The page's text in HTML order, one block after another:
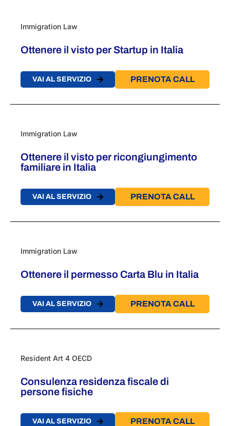
Immigration Law
Ottenere il visto per Startup in Italia​
VAI AL SERVIZIO PRENOTA CALL
Immigration Law
Ottenere il visto per ricongiungimento
familiare in Italia​
VAI AL SERVIZIO PRENOTA CALL
Immigration Law
Ottenere il permesso Carta Blu in Italia​
VAI AL SERVIZIO PRENOTA CALL
Resident Art 4 OECD
Consulenza residenza fiscale ​di
persone fisiche​
VAI AL SERVIZIO PRENOTA CALL